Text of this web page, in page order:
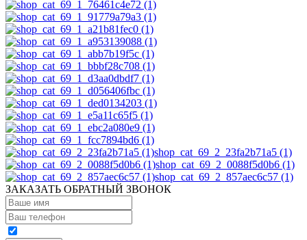
shop_cat_69_2_23fa2b71a5 (1)
shop_cat_69_2_0088f5d0b6 (1)
shop_cat_69_2_857aec6c57 (1)
ЗАКАЗАТЬ ОБРАТНЫЙ ЗВОНОК